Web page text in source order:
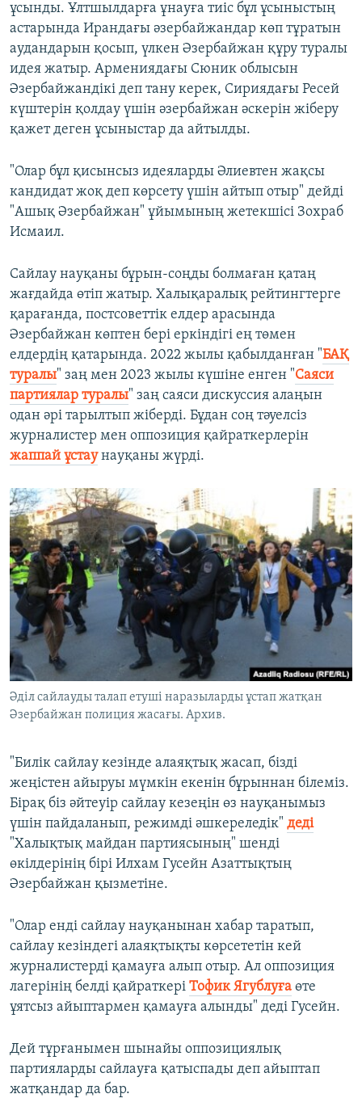
ұсынды. Ұлтшылдарға ұнауға тиіс бұл ұсыныстың
астарында Ирандағы әзербайжандар көп тұратын
аудандарын қосып, үлкен Әзербайжан құру туралы
идея жатыр. Армениядағы Сюник облысын
Әзербайжандікі деп тану керек, Сириядағы Ресей
күштерін қолдау үшін әзербайжан әскерін жіберу
қажет деген ұсыныстар да айтылды.
"Олар бұл қисынсыз идеяларды Әлиевтен жақсы
кандидат жоқ деп көрсету үшін айтып отыр" дейді
"Ашық Әзербайжан" ұйымының жетекшісі Зохраб
Исмаил.
Сайлау науқаны бұрын-соңды болмаған қатаң
жағдайда өтіп жатыр. Халықаралық рейтингтерге
қарағанда, постсоветтік елдер арасында
Әзербайжан көптен бері еркіндігі ең төмен
елдердің қатарында. 2022 жылы қабылданған "БАҚ
туралы" заң мен 2023 жылы күшіне енген "Саяси
партиялар туралы" заң саяси дискуссия алаңын
одан әрі тарылтып жіберді. Бұдан соң тәуелсіз
журналистер мен оппозиция қайраткерлерін
жаппай ұстаунауқаны жүрді.
Әділ сайлауды талап етуші наразыларды ұстап жатқан
Әзербайжан полиция жасағы. Архив.
"Билік сайлау кезінде алаяқтық жасап, бізді
жеңістен айыруы мүмкін екенін бұрыннан білеміз.
Бірақ біз әйтеуір сайлау кезеңін өз науқанымыз
үшін пайдаланып, режимді әшкереледік" деді
"Халықтық майдан партиясының" шенді
өкілдерінің бірі Илхам Гусейн Азаттықтың
Әзербайжан қызметіне.
"Олар енді сайлау науқанынан хабар таратып,
сайлау кезіндегі алаяқтықты көрсететін кей
журналистерді қамауға алып отыр. Ал оппозиция
лагерінің белді қайраткері Тофик Ягублуға өте
ұятсыз айыптармен қамауға алынды" деді Гусейн.
Дей тұрғанымен шынайы оппозициялық
партияларды сайлауға қатыспады деп айыптап
жатқандар да бар.